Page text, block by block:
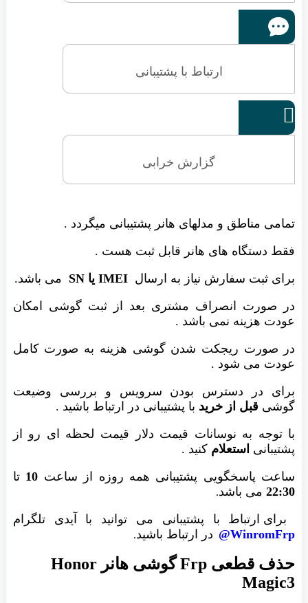
ارتباط با پشتیبانی

گزارش خرابی
تمامی مناطق و مدلهای هانر پشتیبانی میگردد .
فقط دستگاه های هانر قابل ثبت هست .
برای ثبت سفارش نیاز به ارسال IMEI یا SN
می باشد.
در صورت انصراف مشتری بعد از ثبت گوشی امکان
عودت هزینه نمی باشد .
در صورت ریجکت شدن گوشی هزینه به صورت کامل
عودت می شود .
برای در دسترس بودن سرویس و بررسی وضیعت
گوشی قبل از خرید با پشتیبانی در ارتباط باشید .
با توجه به نوسانات قیمت دلار قیمت لحظه ای رو از
پشتیبانی استعلام کنید .
ساعت پاسخگویی پشتیبانی همه روزه از ساعت 10 تا
22:30می باشد.
برای ارتباط با پشتیبانی می توانید با آیدی تلگرام
WinromFrp@
در ارتباط باشید.
حذف قطعی Frp گوشی هانر Honor
Magic3